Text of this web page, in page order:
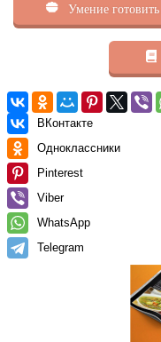
Умение готовить
ВКонтакте
Одноклассники
Pinterest
Viber
WhatsApp
Telegram